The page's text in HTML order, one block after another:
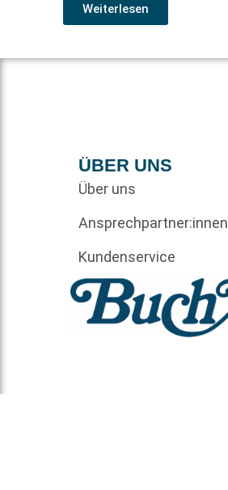
Weiterlesen
ÜBER UNS
Über uns
Ansprechpartner:innen
Kundenservice